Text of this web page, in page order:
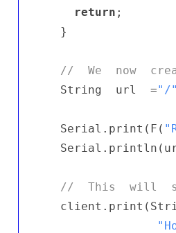
return ;
  }
//  We  now
  String  url  =
"/"
  Serial.print(F(
//  This  will